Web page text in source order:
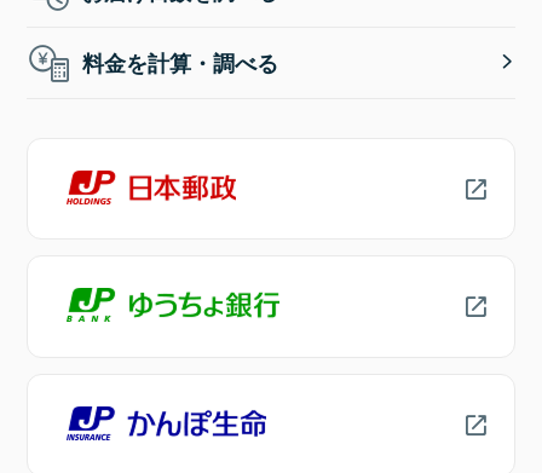
料金を計算・調べる